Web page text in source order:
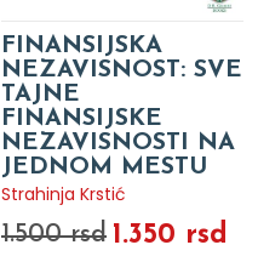
FINANSIJSKA
NEZAVISNOST: SVE
TAJNE
FINANSIJSKE
NEZAVISNOSTI NA
JEDNOM MESTU
Strahinja Krstić
1.500 rsd 1.350 rsd